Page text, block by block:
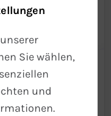
Sie wählen,
und